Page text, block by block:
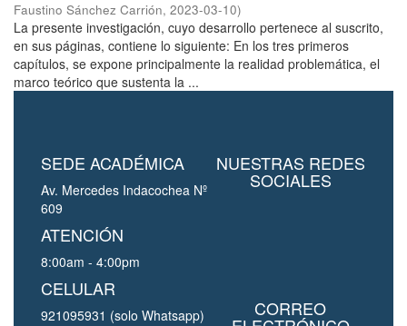
Faustino Sánchez Carrión, 2023-03-10)
La presente investigación, cuyo desarrollo pertenece al suscrito,
en sus páginas, contiene lo siguiente: En los tres primeros
capítulos, se expone principalmente la realidad problemática, el
marco teórico que sustenta la ...
SEDE ACADÉMICA
Av. Mercedes Indacochea Nº
609
ATENCIÓN
8:00am - 4:00pm
CELULAR
921095931 (solo Whatsapp)
NUESTRAS REDES
SOCIALES
CORREO